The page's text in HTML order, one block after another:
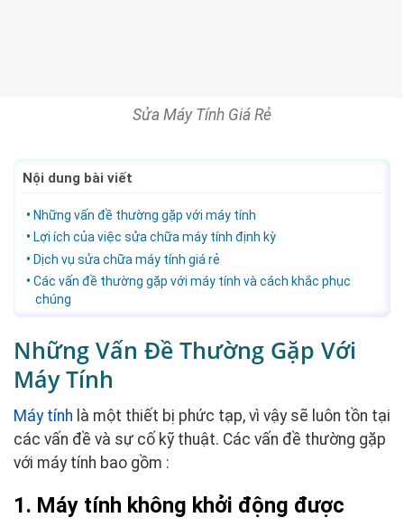
Sửa Máy Tính Giá Rẻ
Nội dung bài viết
Những vấn đề thường gặp với máy tính
Lợi ích của việc sửa chữa máy tính định kỳ
Dịch vụ sửa chữa máy tính giá rẻ
Các vấn đề thường gặp với máy tính và cách khắc phục
chúng
Những Vấn Đề Thường Gặp Với
Máy Tính
Máy tính là một thiết bị phức tạp, vì vậy sẽ luôn tồn tại
các vấn đề và sự cố kỹ thuật. Các vấn đề thường gặp
với máy tính bao gồm :
1. Máy tính không khởi động được